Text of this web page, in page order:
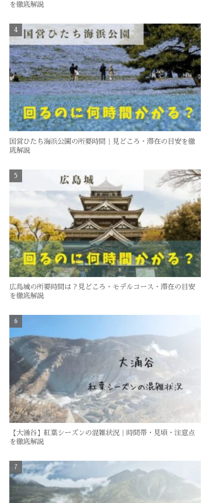
を徹底解説
国営ひたち海浜公園の所要時間｜見どころ・滞在の目安を徹
底解説
広島城の所要時間は？見どころ・モデルコース・滞在の目安
を徹底解説
【大涌谷】紅葉シーズンの混雑状況｜時間帯・見頃・注意点
を徹底解説